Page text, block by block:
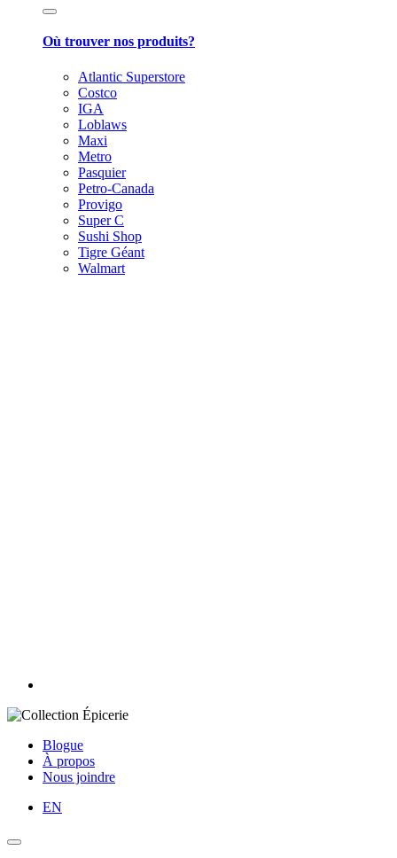
Où trouver nos produits?
Atlantic Superstore
Costco
IGA
Loblaws
Maxi
Metro
Pasquier
Petro-Canada
Provigo
Super C
Sushi Shop
Tigre Géant
Walmart
Blogue
À propos
Nous joindre
EN